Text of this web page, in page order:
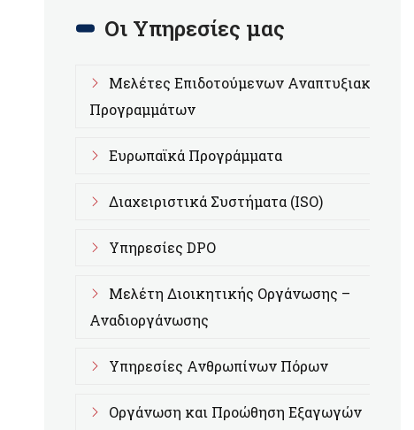
Οι Υπηρεσίες μας
Μελέτες Επιδοτούμενων Αναπτυξιακών
Προγραμμάτων
Ευρωπαϊκά Προγράμματα
Διαχειριστικά Συστήματα (ISO)
Υπηρεσίες DPO
Μελέτη Διοικητικής Οργάνωσης –
Αναδιοργάνωσης
Υπηρεσίες Ανθρωπίνων Πόρων
Οργάνωση και Προώθηση Εξαγωγών